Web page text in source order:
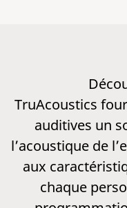
TruAcoustics
auditives un
l’acoustique de
aux
chaque